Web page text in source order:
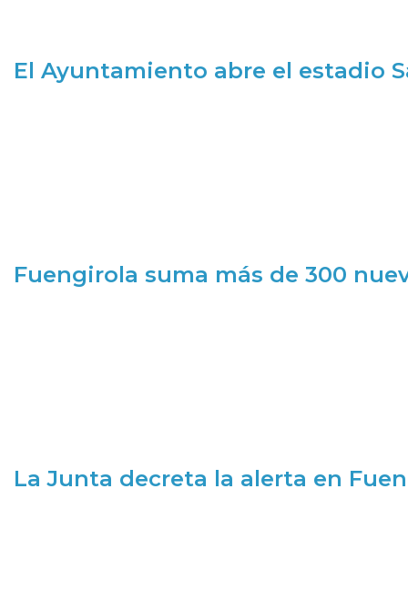
El Ayuntamiento abre el estadio
Fuengirola suma más de 300
La Junta decreta la alerta en